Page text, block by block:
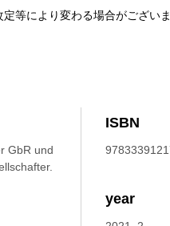
GbR und
ISBN
year
定等により変わる場合がござい